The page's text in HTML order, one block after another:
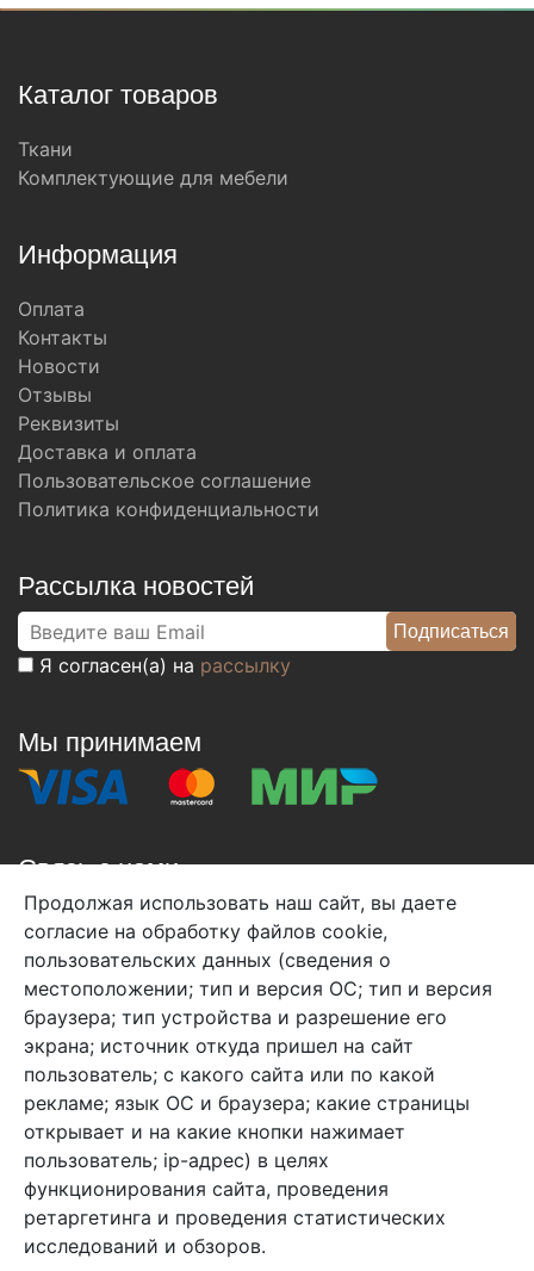
Каталог товаров
Ткани
Комплектующие для мебели
Информация
Оплата
Контакты
Новости
Отзывы
Реквизиты
Доставка и оплата
Пользовательское соглашение
Политика конфиденциальности
Рассылка новостей
Я согласен(а) на рассылку
Мы принимаем
Связь с нами
+7 (495) 933-38-08
info@arben-textile.ru- оптовые продажи
Арбен текстиль г. Щелково, пер.
1-й Советский д.25, владение 2.
Мы в соц. сетях
Продолжая использовать наш сайт, вы даете
согласие на обработку файлов cookie,
пользовательских данных (сведения о
местоположении; тип и версия ОС; тип и версия
браузера; тип устройства и разрешение его
экрана; источник откуда пришел на сайт
пользователь; с какого сайта или по какой
рекламе; язык ОС и браузера; какие страницы
открывает и на какие кнопки нажимает
пользователь; ip-адрес) в целях
функционирования сайта, проведения
ретаргетинга и проведения статистических
исследований и обзоров.